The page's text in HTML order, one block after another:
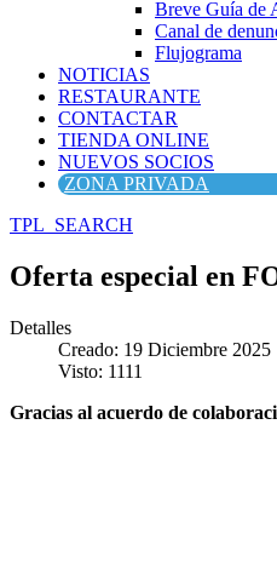
Breve Guía de
Canal de
Flujograma
NOTICIAS
RESTAURANTE
CONTACTAR
TIENDA ONLINE
NUEVOS SOCIOS
ZONA PRIVADA
TPL_SEARCH
Oferta especial en
Detalles
Creado: 19 Diciembre 2025
Visto: 1111
Gracias al acuerdo de